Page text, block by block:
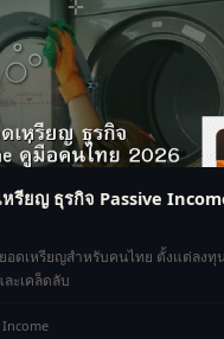
รียญ ธุรกิจ Passive
ดเหรียญสำหรับคนไทย ตั้งแต่ลงทุน
ละเคล็ดลับ
Income